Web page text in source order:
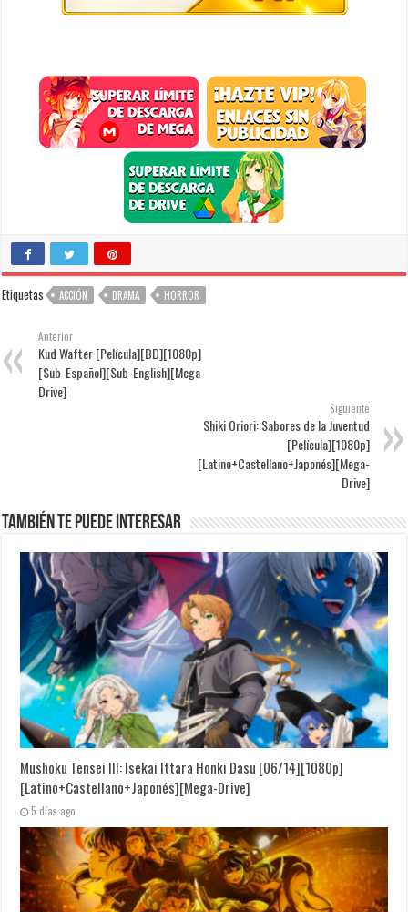
Etiquetas ACCIÓN DRAMA HORROR
Anterior
Kud Wafter [Película][BD][1080p]
[Sub-Español][Sub-English][Mega-
Drive]
Siguiente
Shiki Oriori: Sabores de la Juventud
[Película][1080p]
[Latino+Castellano+Japonés][Mega-
Drive]
También te puede interesar
Mushoku Tensei III: Isekai Ittara Honki Dasu [06/14][1080p]
[Latino+Castellano+Japonés][Mega-Drive]
5 días ago